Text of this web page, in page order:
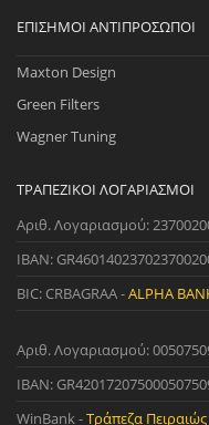
ΕΠΊΣΗΜΟΙ ΑΝΤΙΠΡΌΣΩΠΟΙ
Maxton Design
Green Filters
Wagner Tuning
ΤΡΑΠΕΖΙΚΟΊ ΛΟΓΑΡΙΑΣΜΟΊ
Αριθ. Λογαριασμού:
IBAN:
BIC: CRBAGRAA -ALPHA
Αριθ. Λογαριασμού:
IBAN:
WinBank -Τράπεζα Πειραιώς